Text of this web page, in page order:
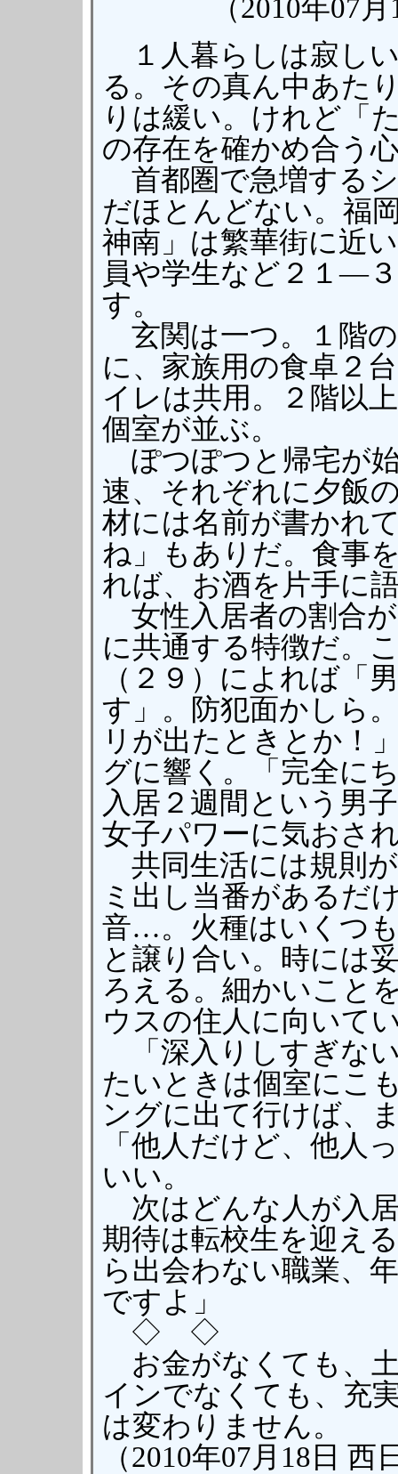
（2010年07
１人暮らしは寂し
る。その真ん中あた
りは緩い。けれど「
の存在を確かめ合う
首都圏で急増する
だほとんどない。福
神南」は繁華街に近
員や学生など２１―
す。
玄関は一つ。１階
に、家族用の食卓２
イレは共用。２階以
個室が並ぶ。
ぽつぽつと帰宅が
速、それぞれに夕飯
材には名前が書かれ
ね」もありだ。食事
れば、お酒を片手に
女性入居者の割合
に共通する特徴だ。
（２９）によれば「
す」。防犯面かしら
リが出たときとか！
グに響く。「完全に
入居２週間という男
女子パワーに気おさ
共同生活には規則
ミ出し当番があるだ
音…。火種はいくつ
と譲り合い。時には
ろえる。細かいこと
ウスの住人に向いて
「深入りしすぎな
たいときは個室にこ
ングに出て行けば、
「他人だけど、他人
いい。
次はどんな人が入
期待は転校生を迎え
ら出会わない職業、
ですよ」
◇ ◇
お金がなくても、
インでなくても、充
は変わりません。
（2010年07月18日 西